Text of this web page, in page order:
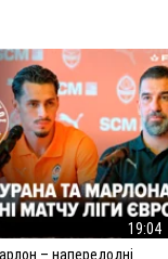
19:04